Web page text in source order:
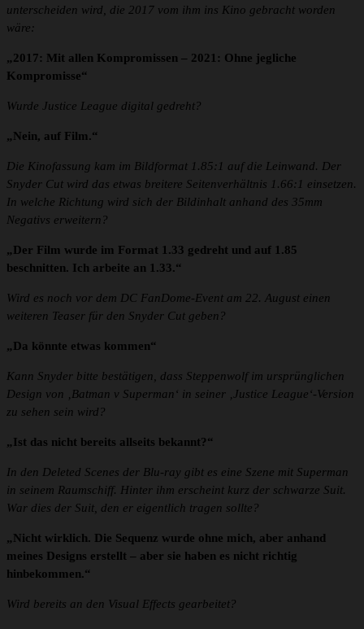
unterscheiden wird, die 2017 vom ihm ins Kino gebracht worden
wäre:
„2017: Mit allen Kompromissen – 2021: Ohne jegliche
Kompromisse“
Wurde Justice League digital gedreht?
„Nein, auf Film.“
Die Kinofassung kam im Bildformat 1.85:1 auf die Leinwand. Der
Snyder Cut wird das etwas breitere Seitenverhältnis 1.66:1 einsetzen.
In welche Richtung wird sich der Bildinhalt anhand des 35mm
Negativs erweitern?
„Der Film wurde im Format 1.33 gedreht und auf 1.85
beschnitten. Ich arbeite an 1.33.“
Wird es noch vor dem DC FanDome-Event am 22. August einen
weiteren Teaser für den Snyder Cut geben?
„Da könnte etwas kommen“
Kann Snyder bitte bestätigen, dass Steppenwolf im ursprünglichen
Design von ‚Batman v Superman‘ in seiner ‚Justice League‘-Version
zu sehen sein wird?
„Ist das nicht bereits allseits bekannt?“
In den Deleted Scenes der Blu-ray gibt es eine Szene mit Superman
in seinem Raumschiff. Hinter ihm erscheint kurz der schwarze Suit.
War dies der Suit, den er eigentlich tragen sollte?
„Nicht wirklich. Die Sequenz wurde ohne mich, aber anhand
meines Designs erstellt – aber sie haben es nicht richtig
hinbekommen.“
Wird bereits an den Visual Effects gearbeitet?